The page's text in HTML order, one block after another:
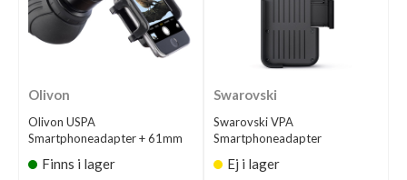
Olivon
Olivon USPA
Smartphoneadapter + 61mm
Finns i lager
Swarovski
Swarovski VPA
Smartphoneadapter
Ej i lager